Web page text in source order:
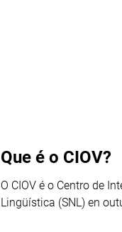
Que é o CIOV?
O CIOV é o Centro de
Lingüística (SNL) en